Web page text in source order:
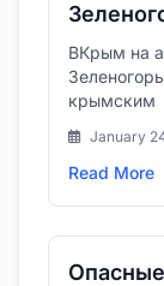
ВКрым на
крымским
January
Read More